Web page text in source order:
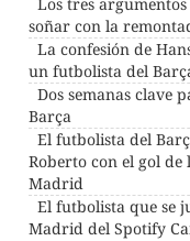
Los tres
soñar con la
La confesión de
un futbolista del
Dos semanas clave
Barça
El futbolista del
Roberto con el gol
Madrid
El futbolista que se
Madrid del Spotify